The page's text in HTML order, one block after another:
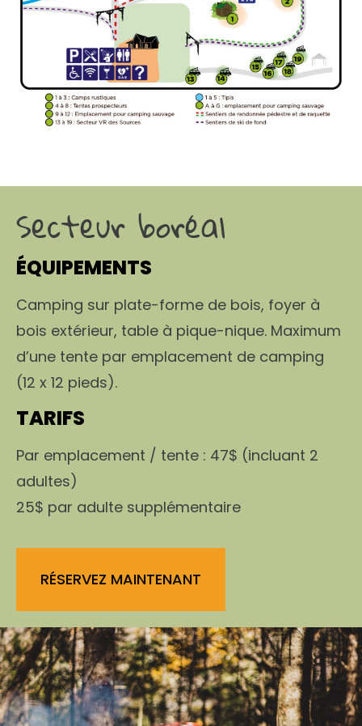
Secteur boréal
ÉQUIPEMENTS
Camping sur plate-forme de bois, foyer à
bois extérieur, table à pique-nique. Maximum
d’une tente par emplacement de camping
(12 x 12 pieds).
TARIFS
Par emplacement / tente : 47$ (incluant 2
adultes)
25$ par adulte supplémentaire
RÉSERVEZ MAINTENANT